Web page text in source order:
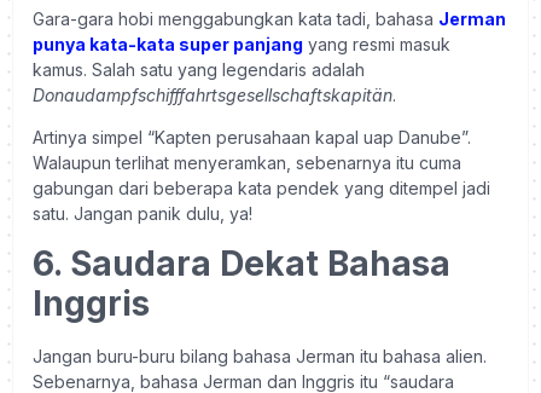
Gara-gara hobi menggabungkan kata tadi, bahasa Jerman
punya kata-kata super panjang yang resmi masuk
kamus. Salah satu yang legendaris adalah
Donaudampfschifffahrtsgesellschaftskapitän.
Artinya simpel “Kapten perusahaan kapal uap Danube”.
Walaupun terlihat menyeramkan, sebenarnya itu cuma
gabungan dari beberapa kata pendek yang ditempel jadi
satu. Jangan panik dulu, ya!
6. Saudara Dekat Bahasa
Inggris
Jangan buru-buru bilang bahasa Jerman itu bahasa alien.
Sebenarnya, bahasa Jerman dan Inggris itu “saudara